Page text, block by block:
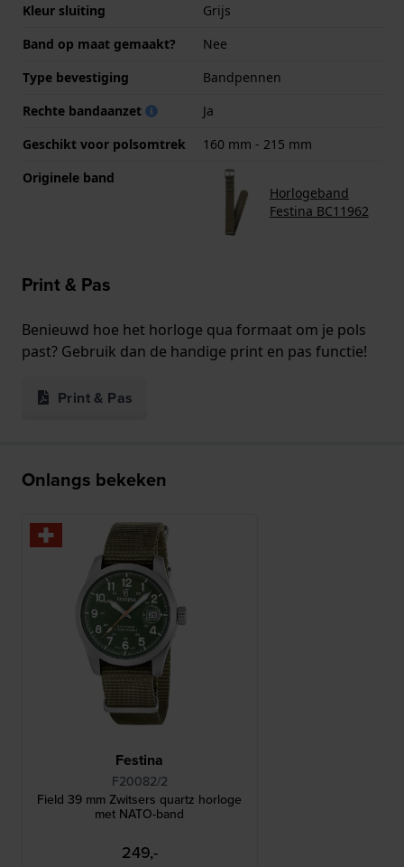
Kleur sluiting
Grijs
Band op maat gemaakt?
Nee
Type bevestiging
Bandpennen
Rechte bandaanzet
Ja
Geschikt voor polsomtrek
160 mm - 215 mm
Originele band
Horlogeband
Festina BC11962
Print & Pas
Benieuwd hoe het horloge qua formaat om je pols
past? Gebruik dan de handige print en pas functie!
Print & Pas
Onlangs bekeken
Festina
F20082/2
Field 39 mm Zwitsers quartz horloge
met NATO-band
249,-